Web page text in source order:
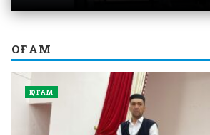
ҚОҒАМ
ҚОҒАМ